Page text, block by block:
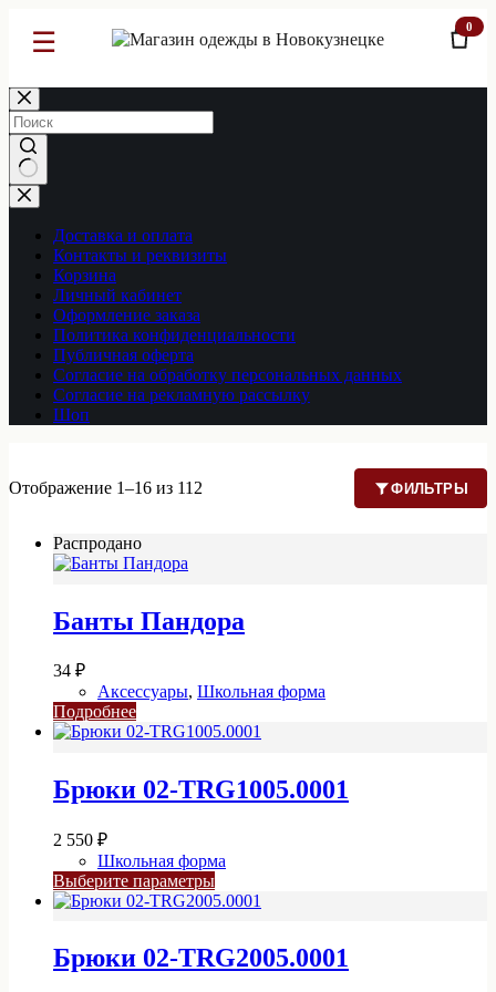
☰ 0
Перейти
к
сути
Ничего
не
найденоДоставка и оплата
Контакты и реквизиты
Корзина
Личный кабинет
Оформление заказа
Политика конфиденциальности
Публичная оферта
Согласие на обработку персональных данных
Согласие на рекламную рассылку
Шоп
Отображение 1–16 из 112 ФИЛЬТРЫ
Распродано
Банты Пандора
34 ₽
Аксессуары, Школьная форма
Подробнее
Брюки 02-TRG1005.0001
2 550 ₽
Школьная форма
Выберите параметрыЭтот
товар
вариаций.
Брюки 02-TRG2005.0001